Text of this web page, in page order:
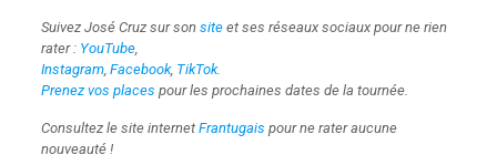
Suivez José Cruz sur son siteet ses réseaux sociaux pour ne rien
rater : YouTube,
Instagram, Facebook, TikTok.
Prenez vos places pour les prochaines dates de la tournée.
Consultez le site internet Frantugais pour ne rater aucune
nouveauté !